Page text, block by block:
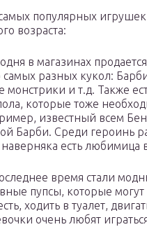
популярных игрушек
возраста:
в магазинах
самых разных кукол:
монстрики и т.д. Также
которые тоже
известный всем Бен
Барби. Среди героинь
наверняка есть любимица
время стали
пупсы, которые могут
ходить в туалет,
очень любят